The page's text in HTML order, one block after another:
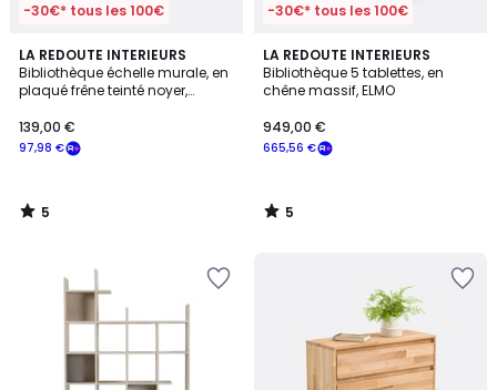
-30€* tous les 100€
LA REDOUTE INTERIEURS
Bibliothèque échelle murale, en
plaqué frêne teinté noyer,
97,98 €
139,00 €
5
/
5
5
/
-30€* tous les 100€
LA REDOUTE INTERIEURS
Bibliothèque 5 tablettes, en
chêne massif, ELMO
665,56 €
949,00 €
5
/
5
5
/